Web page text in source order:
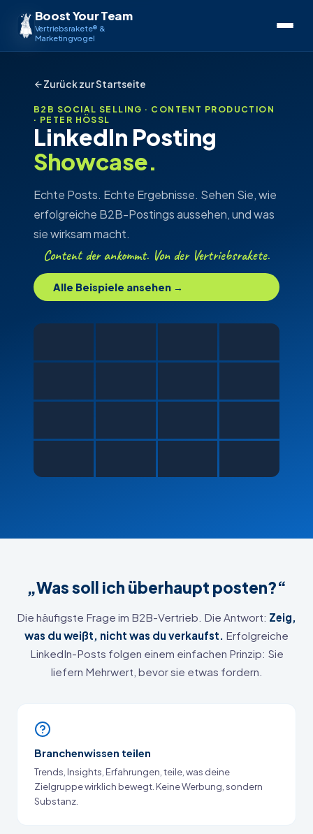
Boost Your Team
Vertriebsrakete® &
Marketingvogel
Zurück zur Startseite
B2B SOCIAL SELLING · CONTENT PRODUCTION
· PETER HÖSSL
LinkedIn Posting
Showcase.
Echte Posts. Echte Ergebnisse. Sehen Sie, wie
erfolgreiche B2B-Postings aussehen, und was
sie wirksam macht.
Content der ankommt. Von der Vertriebsrakete.
Alle Beispiele ansehen →
„Was soll ich überhaupt posten?“
Die häufigste Frage im B2B-Vertrieb. Die Antwort: Zeig,
was du weißt, nicht was du verkaufst. Erfolgreiche
LinkedIn-Posts folgen einem einfachen Prinzip: Sie
liefern Mehrwert, bevor sie etwas fordern.
Branchenwissen teilen
Trends, Insights, Erfahrungen, teile, was deine
Zielgruppe wirklich bewegt. Keine Werbung, sondern
Substanz.